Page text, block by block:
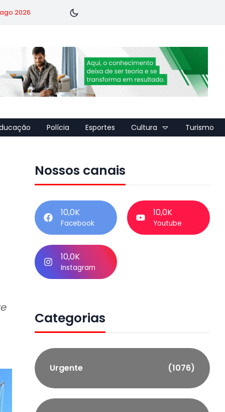
2026
Polícia Esportes Cultura Turismo
Nossos canais
10,0K
Facebook
10,0K
Youtube
10,0K
Instagram
Categorias
Urgente (1076)